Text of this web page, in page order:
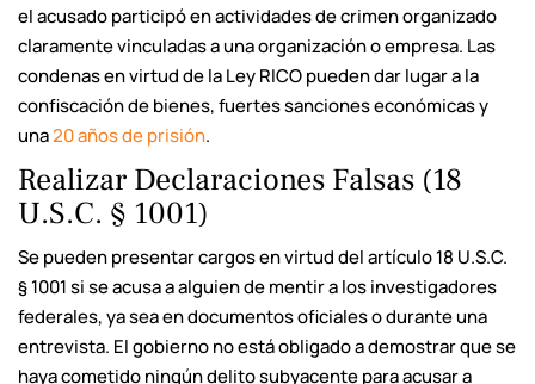
el acusado participó en actividades de crimen organizado
claramente vinculadas a una organización o empresa. Las
condenas en virtud de la Ley RICO pueden dar lugar a la
confiscación de bienes, fuertes sanciones económicas y
una20 años de prisión.
Realizar Declaraciones Falsas (18
U.S.C. § 1001)
Se pueden presentar cargos en virtud del artículo 18 U.S.C.
§ 1001 si se acusa a alguien de mentir a los investigadores
federales, ya sea en documentos oficiales o durante una
entrevista. El gobierno no está obligado a demostrar que se
haya cometido ningún delito subyacente para acusar a